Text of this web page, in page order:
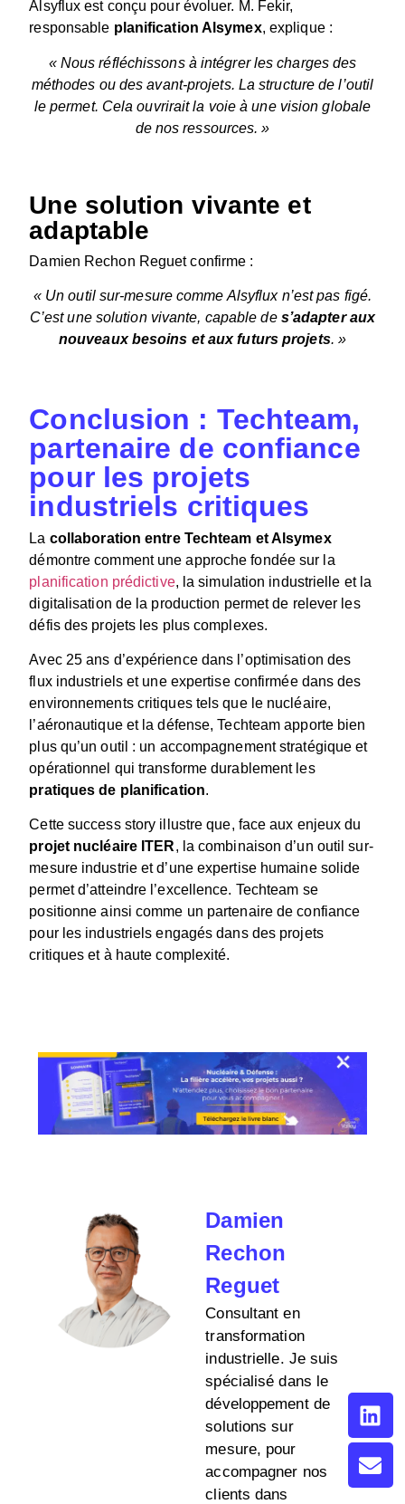
Alsyflux est conçu pour évoluer. M. Fekir,
responsable planification Alsymex, explique :
« Nous réfléchissons à intégrer les charges des
méthodes ou des avant-projets. La structure de l’outil
le permet. Cela ouvrirait la voie à une vision globale
de nos ressources. »
Une solution vivante et
adaptable
Damien Rechon Reguet confirme :
« Un outil sur-mesure comme Alsyflux n’est pas figé.
C’est une solution vivante, capable de s’adapter aux
nouveaux besoins et aux futurs projets. »
Conclusion : Techteam,
partenaire de confiance
pour les projets
industriels critiques
La collaboration entre Techteam et Alsymex
démontre comment une approche fondée sur la
planification prédictive, la simulation industrielle et la
digitalisation de la production permet de relever les
défis des projets les plus complexes.
Avec 25 ans d’expérience dans l’optimisation des
flux industriels et une expertise confirmée dans des
environnements critiques tels que le nucléaire,
l’aéronautique et la défense, Techteam apporte bien
plus qu’un outil : un accompagnement stratégique et
opérationnel qui transforme durablement les
pratiques de planification.
Cette success story illustre que, face aux enjeux du
projet nucléaire ITER, la combinaison d’un outil sur-
mesure industrie et d’une expertise humaine solide
permet d’atteindre l’excellence. Techteam se
positionne ainsi comme un partenaire de confiance
pour les industriels engagés dans des projets
critiques et à haute complexité.
Damien
Rechon
Reguet
Consultant en
transformation
industrielle. Je suis
spécialisé dans le
développement de
solutions sur
mesure, pour
accompagner nos
clients dans